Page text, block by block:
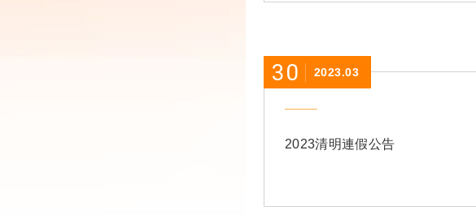
30 2023.03
2023清明連假公告